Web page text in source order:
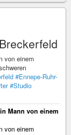
von einem
#Ennepe-Ruhr-
#Studio
Mann von einem
von einem